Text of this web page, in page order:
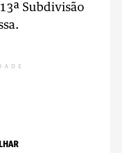
Subdivisão